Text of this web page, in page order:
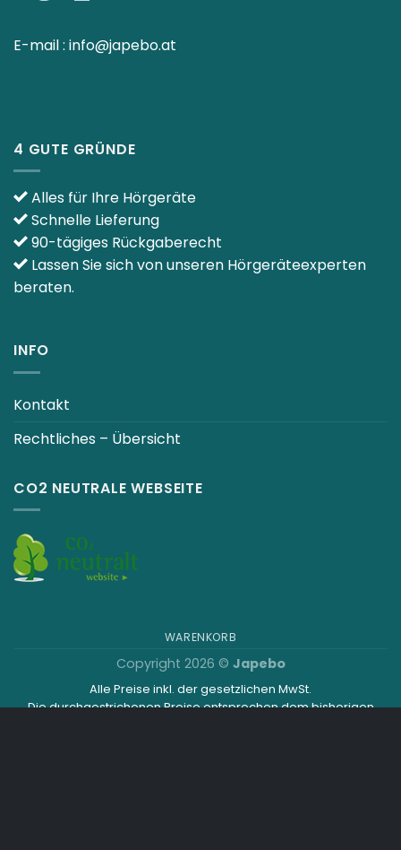
E-mail : info@japebo.at
4 GUTE GRÜNDE
Alles für Ihre Hörgeräte
Schnelle Lieferung
90-tägiges Rückgaberecht
Lassen Sie sich von unseren Hörgeräteexperten
beraten.
INFO
Kontakt
Rechtliches – Übersicht
CO2 NEUTRALE WEBSEITE
WARENKORB
Copyright 2026 © Japebo
Alle Preise inkl. der gesetzlichen MwSt.
Die durchgestrichenen Preise entsprechen dem bisherigen